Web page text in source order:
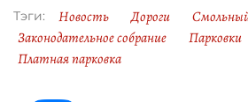
Тэги: Новость Дороги
Законодательное собрание
Парковки
Платная парковка